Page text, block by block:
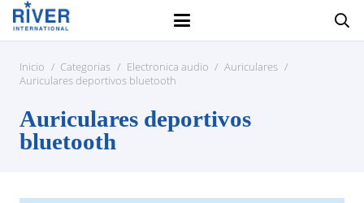
Inicio / Categorias / Electronica audio / Auriculares /
Auriculares deportivos bluetooth
Auriculares deportivos
bluetooth